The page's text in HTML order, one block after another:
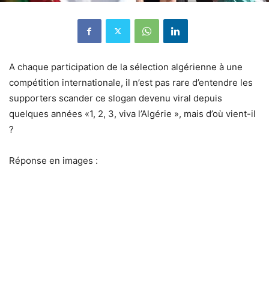
A chaque participation de la sélection algérienne à une
compétition internationale, il n’est pas rare d’entendre les
supporters scander ce slogan devenu viral depuis
quelques années «1, 2, 3, viva l’Algérie », mais d’où vient-il
?
Réponse en images :